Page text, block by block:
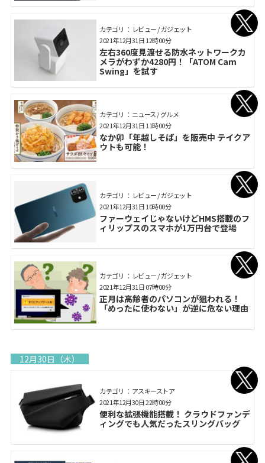
カテゴリ： レビュー / ガジェット
左右360度見渡せる防水ネットワークカ
メラがわずか4280円！「ATOM Cam
Swing」を試す
2021年12月31日 12時00分
カテゴリ： ニュース / グルメ
なか卯「年越しそば」を販売中 テイクア
ウトも可能！
2021年12月31日 11時00分
カテゴリ： レビュー / ガジェット
ファーウェイじゃないけどHMS搭載のフ
ィリップスのスマホが1万円台で登場
2021年12月31日 10時00分
カテゴリ： レビュー / ガジェット
正月は高齢者のパソコンが狙われる！
「めったに使わない」が逆に危ない理由
2021年12月31日 07時00分
12月30日（木）
カテゴリ： アスキーストア
便利な拡張機能搭載！ クラウドファンデ
ィングでも人気だったスリングバッグ
2021年12月30日 22時00分